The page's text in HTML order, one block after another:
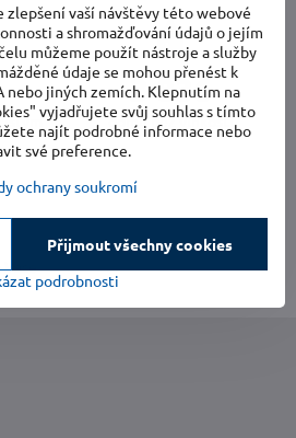
3 948
domů bez vlhkosti
zlepšení vaší návštěvy této webové
a shromažďování údajů o jejím
můžeme použít nástroje a služby
údaje se mohou přenést k
nebo jiných zemích. Klepnutím na
vyjadřujete svůj souhlas s tímto
najít podrobné informace nebo
své preference.
ochrany soukromí
podrobnosti
Přijmout všechny cookies